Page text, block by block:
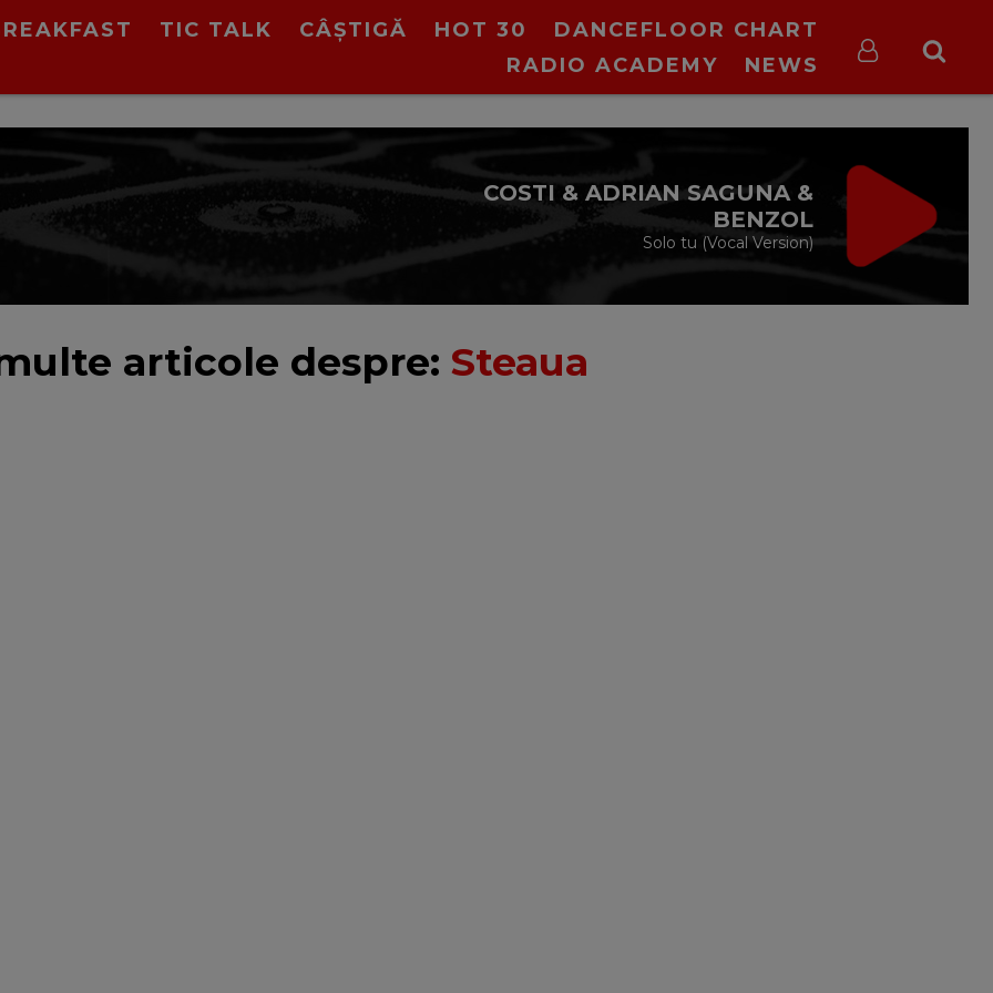
TIC TALK CÂȘTIGĂ HOT 30
DANCEFLOOR CHART
RADIO ACADEMY
NEWS
COSTI & ADRIAN SAGUNA &
BENZOL
Solo tu (Vocal Version)
articole despre: Steaua